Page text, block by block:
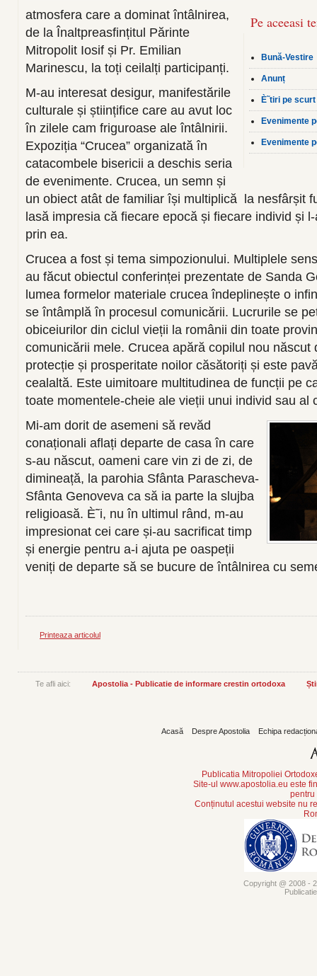
Pe aceeasi
Bună-Vestire
Anunț
È˜tiri pe scurt
Evenimente
Evenimente
atmosfera care a dominat întâlnirea,
de la Înaltpreasfințitul Părinte
Mitropolit Iosif și Pr. Emilian
Marinescu, la toți ceilalți participanți.
M-au interesat desigur, manifestările
culturale și științifice care au avut loc
în zilele cam friguroase ale întâlnirii.
Expoziția “Crucea” organizată în
catacombele bisericii a deschis seria
de evenimente. Crucea, un semn și
un obiect atât de familiar își multiplică la nesfârșit
lasă impresia că fiecare epocă și fiecare individ și
prin ea.
Crucea a fost și tema simpozionului. Multiplele
au făcut obiectul conferinței prezentate de Sanda
lumea formelor materiale crucea îndeplinește o
se întâmplă în procesul comunicării. Lucrurile se
obiceiurilor din ciclul vieții la românii din toate
comunicării mele. Crucea apără copilul nou născut
protecție și prosperitate noilor căsătoriți și este
cealaltă. Este uimitoare multitudinea de funcții pe
toate momentele-cheie ale vieții unui individ sau al
Mi-am dorit de asemeni să revăd
conaționali aflați departe de casa în care
s-au născut, oameni care vin zi de zi, de
dimineață, la parohia Sfânta Parascheva-
Sfânta Genoveva ca să ia parte la slujba
religioasă. È˜i, nu în ultimul rând, m-au
impresionat cei care și-au sacrificat timp
și energie pentru a-i ajuta pe oaspeții
veniți de departe să se bucure de întâlnirea cu
Printeaza articolul
Te afli aici: Apostolia - Publicatie de informare crestin ortodoxa
Acasă Despre Apostolia Echipa
Publicatia Mitropoliei
Site-ul www.apostolia.eu este
pentru
Conținutul acestui website nu
Copyright @ 2008 -